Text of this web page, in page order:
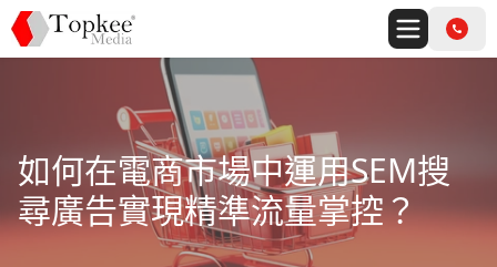
如何在電商市場中運用SEM搜
尋廣告實現精準流量掌控？